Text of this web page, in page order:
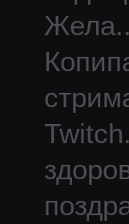
Жела
Twitch.